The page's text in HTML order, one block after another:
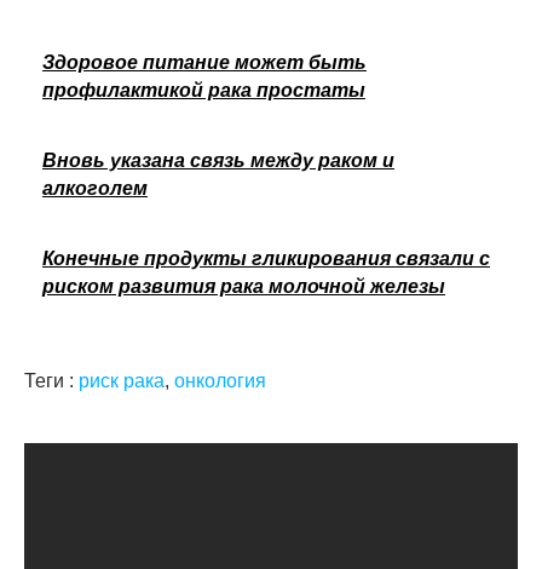
Здоровое питание может быть
профилактикой рака простаты
Вновь указана связь между раком и
алкоголем
Конечные продукты гликирования связали с
риском развития рака молочной железы
Теги : риск рака, онкология